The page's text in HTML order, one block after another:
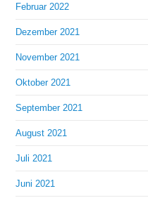
Februar 2022
Dezember 2021
November 2021
Oktober 2021
September 2021
August 2021
Juli 2021
Juni 2021